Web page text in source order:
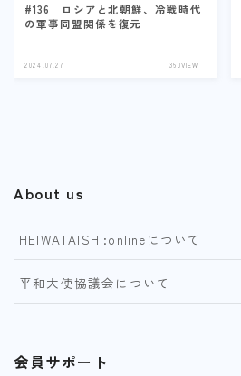
#136 ロシアと北朝鮮、冷戦時代
の軍事同盟関係を復元
2024.07.27 360VIEW
About us
HEIWATAISHI:onlineについて
平和大使協議会について
会員サポート